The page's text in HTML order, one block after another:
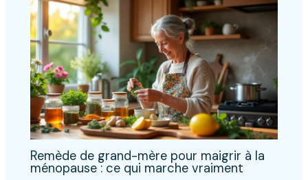
Remède de grand-mère pour maigrir à la
ménopause : ce qui marche vraiment